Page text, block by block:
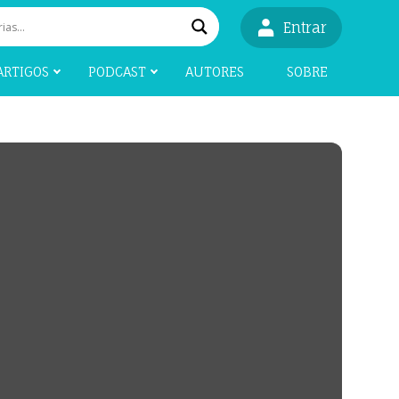
Entrar
PODCAST AUTORES SOBRE